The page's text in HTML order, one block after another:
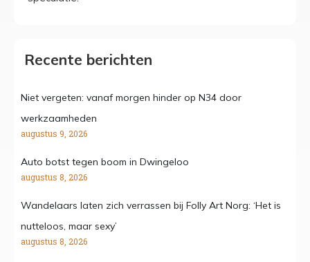
Recente berichten
Niet vergeten: vanaf morgen hinder op N34 door
werkzaamheden
augustus 9, 2026
Auto botst tegen boom in Dwingeloo
augustus 8, 2026
Wandelaars laten zich verrassen bij Folly Art Norg: ‘Het is
nutteloos, maar sexy’
augustus 8, 2026